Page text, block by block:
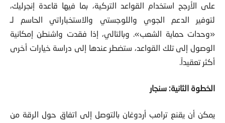
على الأرجح استخدام القواعد التركية، بما فيها قاعدة إنجرليك،
لتوفير الدعم الجوي واللوجستي والاستخباراتي الحاسم لـ
«وحدات حماية الشعب». وبالتالي، إذا فقدت واشنطن إمكانية
الوصول إلى تلك القواعد، ستضطر عندها إلى دراسة خيارات أخرى
أكثر تعقيداً.
الخطوة الثانية: سنجار
يمكن أن يقنع ترامب أردوغان بالتوصل إلى اتفاق حول الرقة من